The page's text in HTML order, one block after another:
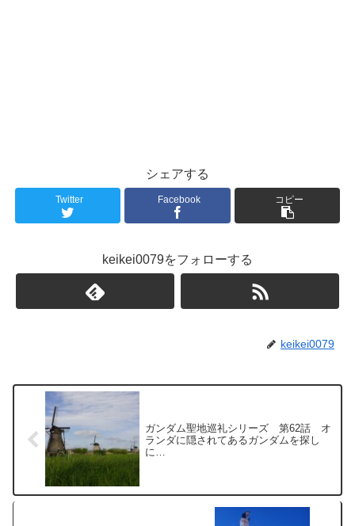
シェアする
Twitter Facebook コピー
keikei0079をフォローする
keikei0079
ガンダム聖地巡礼シリーズ 第62話 オ
ランダに隠されてあるガンダムを探し
に…